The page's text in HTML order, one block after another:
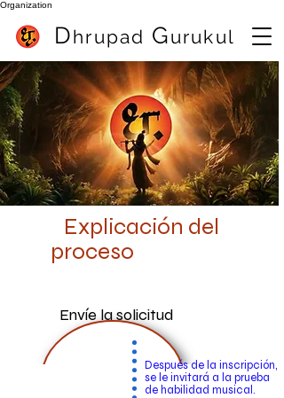
Organization
Mejor profesor de flauta en Pune (India) Sameer Inamdar
mejor clase de flauta en linea
Dhrupad Gurukul
Explicación del
proceso
Envíe la solicitud
Después de la inscripción,
se le invitará a la prueba
de habilidad musical.